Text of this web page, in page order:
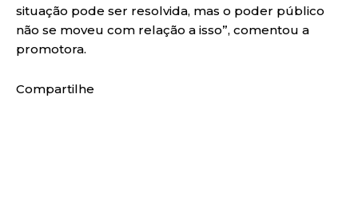
situação pode ser resolvida, mas o poder público
não se moveu com relação a isso”, comentou a
promotora.
Compartilhe